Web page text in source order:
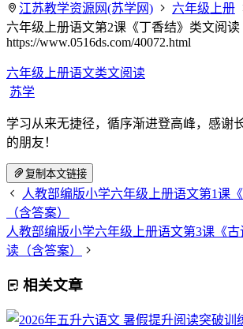
江苏教学资源网(苏学网) 六年级上册
六年级上册语文第2课《丁香结》类文阅读
https://www.0516ds.com/40072.html
六年级上册语文类文阅读
苏学
学习从来无捷径，循序渐进登高峰，感谢
的朋友！
复制本文链接
人教部编版小学六年级上册语文第1课
（含答案）
人教部编版小学六年级上册语文第3课《
读（含答案）
相关文章